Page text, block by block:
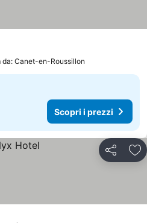
da: Canet-en-Roussillon
Scopri i prezzi
Condividi